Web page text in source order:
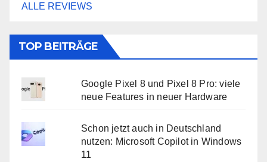
ALLE REVIEWS
TOP BEITRÄGE
Google Pixel 8 und Pixel 8 Pro: viele
neue Features in neuer Hardware
Schon jetzt auch in Deutschland
nutzen: Microsoft Copilot in Windows
11